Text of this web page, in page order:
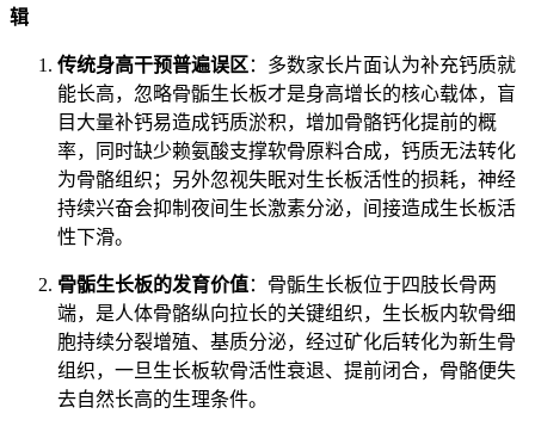
辑
传统身高干预普遍误区 ：多数家长片面认为补充钙质就
能长高，忽略骨骺生长板才是身高增长的核心载体，盲
目大量补钙易造成钙质淤积，增加骨骼钙化提前的概
率，同时缺少赖氨酸支撑软骨原料合成，钙质无法转化
为骨骼组织；另外忽视失眠对生长板活性的损耗，神经
持续兴奋会抑制夜间生长激素分泌，间接造成生长板活
性下滑。
骨骺生长板的发育价值：骨骺生长板位于四肢长骨两
端，是人体骨骼纵向拉长的关键组织，生长板内软骨细
胞持续分裂增殖、基质分泌，经过矿化后转化为新生骨
组织，一旦生长板软骨活性衰退、提前闭合，骨骼便失
去自然长高的生理条件。